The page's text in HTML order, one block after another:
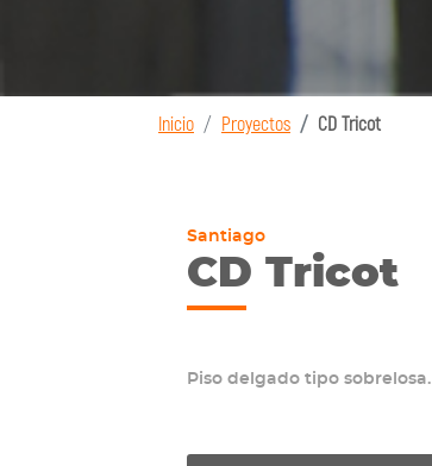
Inicio Proyectos CD Tricot
Santiago
CD Tricot
Piso delgado tipo sobrelosa.